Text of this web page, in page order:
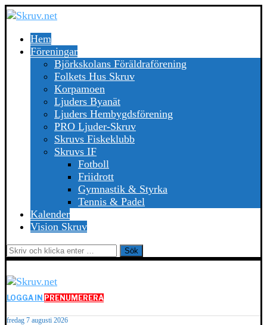
Hem
Föreningar
Björkskolans Föräldraförening
Folkets Hus Skruv
Korpamoen
Ljuders Byanät
Ljuders Hembygdsförening
PRO Ljuder-Skruv
Skruvs Fiskeklubb
Skruvs IF
Fotboll
Friidrott
Gymnastik & Styrka
Tennis & Padel
Kalender
Vision Skruv
Sök
LOGGA IN PRENUMERERA
fredag 7 augusti 2026